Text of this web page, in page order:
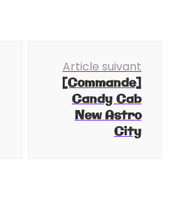
Article suivant
[Commande]
Candy Cab
New Astro
City